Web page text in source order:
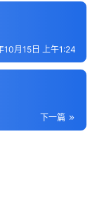
10月15日 上午1:24
下一篇